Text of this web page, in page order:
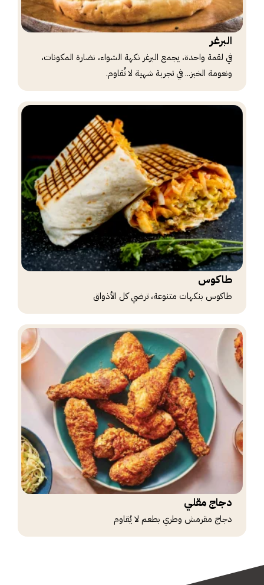
البرغر
في لقمة واحدة، يجمع البرغر نكهة الشواء، نضارة المكونات،
ونعومة الخبز... في تجربة شهية لا تُقاوم.
طاكوس
طاكوس بنكهات متنوعة، ترضي كل الأذواق
دجاج مقلي
دجاج مقرمش وطري بطعم لا يُقاوم